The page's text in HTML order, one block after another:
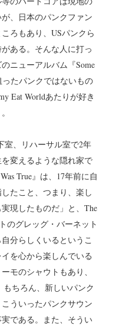
、日本のパンクファン
ろもあり、USパンクら
ある。そんな人に打っ
ニューアルバム『Some
たパンクではないもの
Eat Worldあたりが好き
室、リハーサル室で2年
変えるような隠れ家で
True』は、17年前に自
たこと、つまり、楽し
現したものだ」と、The
のグレッグ・バーネット
分らしくいるというこ
を心から楽しんでいる
モのシャウトもあり、
ちろん、新しいパンク
ういったパンクサウン
である。また、そうい